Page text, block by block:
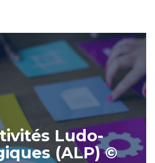
Ludo-
(ALP) ©